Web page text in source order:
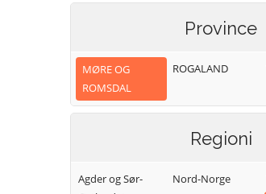
Province
MØRE OG
ROMSDAL
ROGALAND
Regioni
Agder og Sør-
Nord-Norge